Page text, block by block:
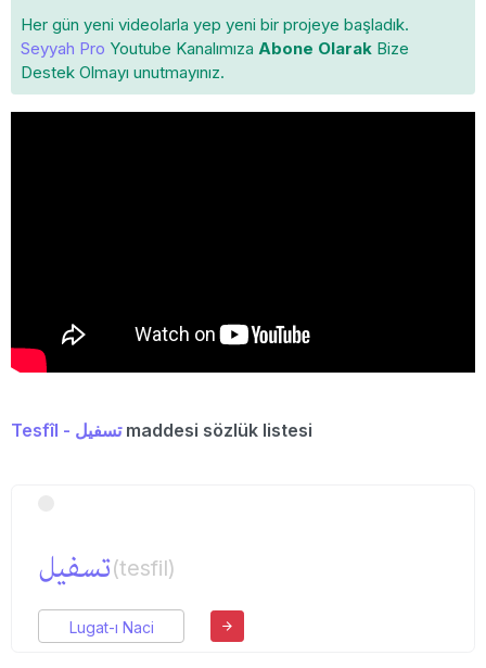
Her gün yeni videolarla yep yeni bir projeye başladık.
Seyyah Pro Youtube Kanalımıza Abone Olarak Bize
Destek Olmayı unutmayınız.
Tesfîl - تسفیلmaddesi sözlük listesi
تسفیل(tesfil)
Lugat-ı Naci